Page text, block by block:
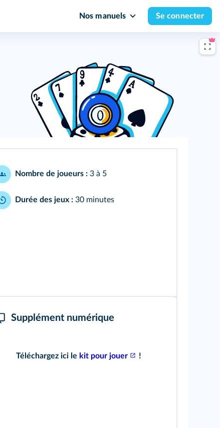
Nos manuels Se connecter
Nombre de joueurs : 3 à 5
Durée des jeux : 30 minutes
Supplément numérique
Téléchargez ici le kit pour jouer !